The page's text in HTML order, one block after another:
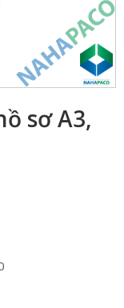
sơ A3,